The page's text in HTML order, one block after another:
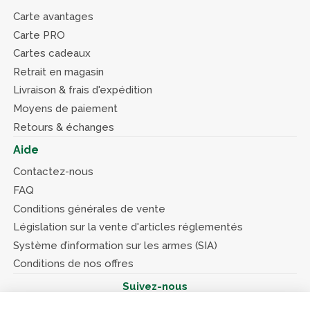
Carte avantages
Carte PRO
Cartes cadeaux
Retrait en magasin
Livraison & frais d'expédition
Moyens de paiement
Retours & échanges
Aide
Contactez-nous
FAQ
Conditions générales de vente
Législation sur la vente d'articles réglementés
Système d’information sur les armes (SIA)
Conditions de nos offres
Suivez-nous